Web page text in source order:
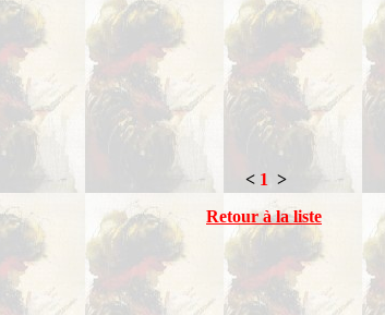
< 1 >
Retour à la liste